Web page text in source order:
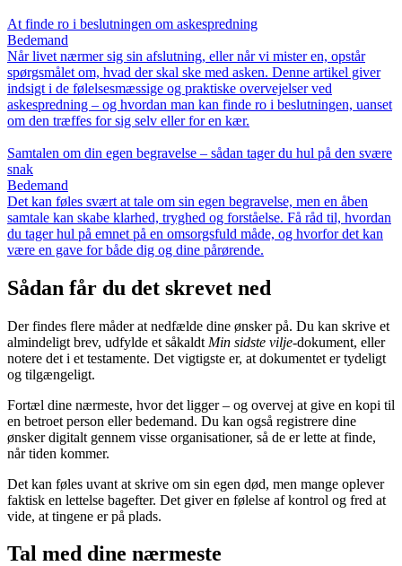
At finde ro i beslutningen om askespredning
Bedemand
Når livet nærmer sig sin afslutning, eller når vi mister en, opstår
spørgsmålet om, hvad der skal ske med asken. Denne artikel giver
indsigt i de følelsesmæssige og praktiske overvejelser ved
askespredning – og hvordan man kan finde ro i beslutningen, uanset
om den træffes for sig selv eller for en kær.
Samtalen om din egen begravelse – sådan tager du hul på den svære
snak
Bedemand
Det kan føles svært at tale om sin egen begravelse, men en åben
samtale kan skabe klarhed, tryghed og forståelse. Få råd til, hvordan
du tager hul på emnet på en omsorgsfuld måde, og hvorfor det kan
være en gave for både dig og dine pårørende.
Sådan får du det skrevet ned
Der findes flere måder at nedfælde dine ønsker på. Du kan skrive et
almindeligt brev, udfylde et såkaldt Min sidste vilje-dokument, eller
notere det i et testamente. Det vigtigste er, at dokumentet er tydeligt
og tilgængeligt.
Fortæl dine nærmeste, hvor det ligger – og overvej at give en kopi til
en betroet person eller bedemand. Du kan også registrere dine
ønsker digitalt gennem visse organisationer, så de er lette at finde,
når tiden kommer.
Det kan føles uvant at skrive om sin egen død, men mange oplever
faktisk en lettelse bagefter. Det giver en følelse af kontrol og fred at
vide, at tingene er på plads.
Tal med dine nærmeste